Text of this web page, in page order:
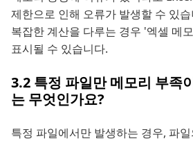
제한으로 인해 오류가 발생할 수 있
복잡한 계산을 다루는 경우 '엑셀 메
표시될 수 있습니다.
3.2 특정 파일만 메모리 부족
는 무엇인가요?
특정 파일에서만 발생하는 경우, 파